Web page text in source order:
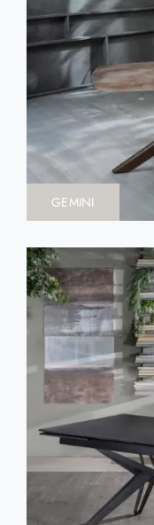
GEMINI